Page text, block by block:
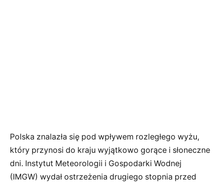
Polska znalazła się pod wpływem rozległego wyżu,
który przynosi do kraju wyjątkowo gorące i słoneczne
dni. Instytut Meteorologii i Gospodarki Wodnej
(IMGW) wydał ostrzeżenia drugiego stopnia przed